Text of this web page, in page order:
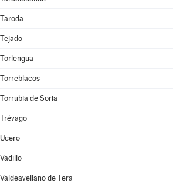
Taroda
Tejado
Torlengua
Torreblacos
Torrubia de Soria
Trévago
Ucero
Vadillo
Valdeavellano de Tera